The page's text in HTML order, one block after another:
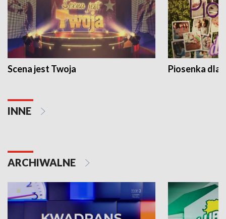
Scena jest Twoja Piosenka dla
INNE
ARCHIWALNE